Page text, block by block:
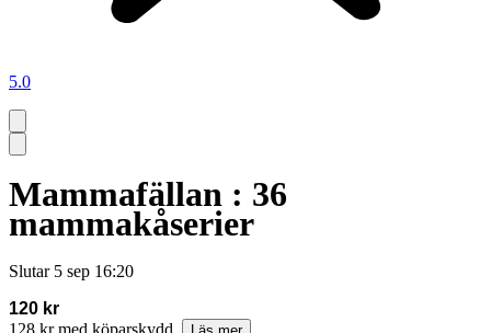
5.0
Mammafällan : 36
mammakåserier
Slutar 5 sep 16:20
120 kr